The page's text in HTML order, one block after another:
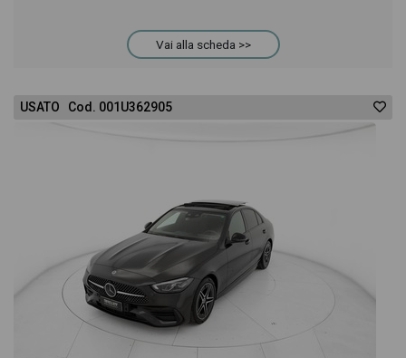
Vai alla scheda >>
USATO Cod. 001U362905